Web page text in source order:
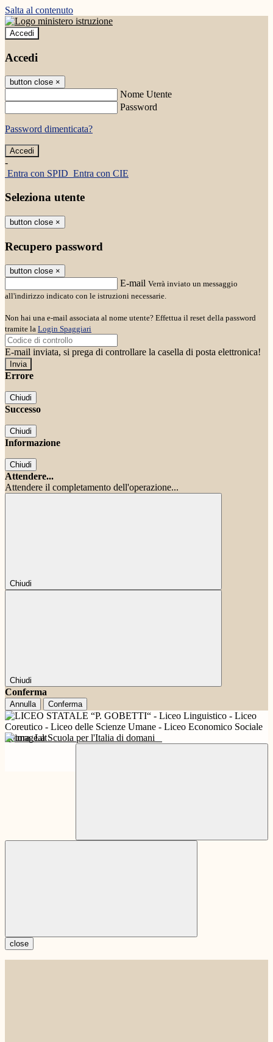
Salta al contenuto
Accedi
Accedi
button close ×
Nome Utente
Password
Password dimenticata?
-
Entra con SPID Entra con CIE
Seleziona utente
button close ×
Recupero password
button close ×
E-mail Verrà inviato un messaggio
all'indirizzo indicato con le istruzioni necessarie.
Non hai una e-mail associata al nome utente? Effettua il reset della password
tramite la Login Spaggiari
E-mail inviata, si prega di controllare la casella di posta elettronica!
Errore
Chiudi
Successo
Chiudi
Informazione
Chiudi
Attendere...
Attendere il completamento dell'operazione...
Chiudi
Chiudi
Conferma
Annulla Conferma
Futura La Scuola per l'Italia di domani
close